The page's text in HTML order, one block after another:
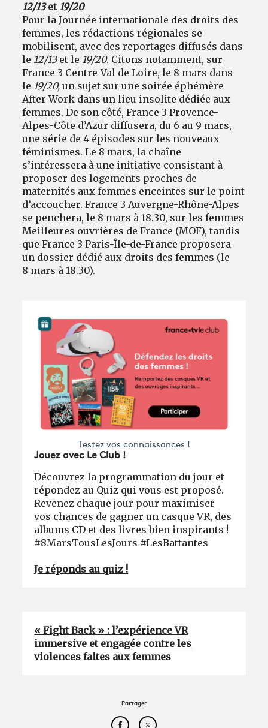
12/13et 19/20
Pour la Journée internationale des droits des
femmes, les rédactions régionales se
mobilisent, avec des reportages diffusés dans
le 12/13et le 19/20. Citons notamment, sur
France 3 Centre-Val de Loire, le 8 mars dans
le 19/20,un sujet sur une soirée éphémère
After Work dans un lieu insolite dédiée aux
femmes. De son côté, France 3 Provence-
Alpes-Côte d’Azur diffusera, du 6 au 9 mars,
une série de 4 épisodes sur les nouveaux
féminismes. Le 8 mars, la chaîne
s’intéressera à une initiative consistant à
proposer des logements proches de
maternités aux femmes enceintes sur le point
d’accoucher. France 3 Auvergne-Rhône-Alpes
se penchera, le 8 mars à 18.30, sur les femmes
Meilleures ouvrières de France (MOF), tandis
que France 3 Paris-Île-de-France proposera
un dossier dédié aux droits des femmes (le
8 mars à 18.30).
Testez vos connaissances !
Jouez avec Le Club !
Découvrez la programmation du jour et
répondez au Quiz qui vous est proposé.
Revenez chaque jour pour maximiser
vos chances de gagner un casque VR, des
albums CD et des livres bien inspirants !
#8MarsTousLesJours #LesBattantes
Je réponds au quiz !
« Fight Back » : l’expérience VR
immersive et engagée contre les
violences faites aux femmes
Partager